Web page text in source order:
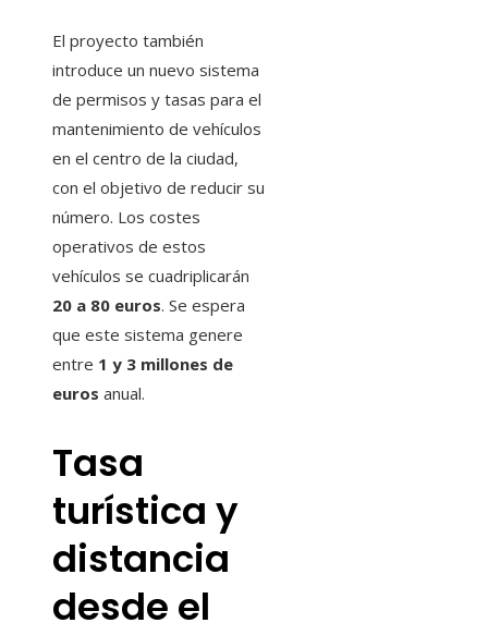
El proyecto también
introduce un nuevo sistema
de permisos y tasas para el
mantenimiento de vehículos
en el centro de la ciudad,
con el objetivo de reducir su
número. Los costes
operativos de estos
vehículos se cuadriplicarán
20 a 80 euros. Se espera
que este sistema genere
entre 1 y 3 millones de
euros anual.
Tasa
turística y
distancia
desde el